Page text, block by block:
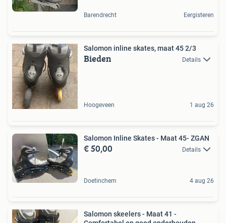
Barendrecht Eergisteren
Salomon inline skates, maat 45 2/3
Bieden Details
Hoogeveen 1 aug 26
Salomon Inline Skates - Maat 45- ZGAN
€ 50,00 Details
Doetinchem 4 aug 26
Salomon skeelers - Maat 41 -